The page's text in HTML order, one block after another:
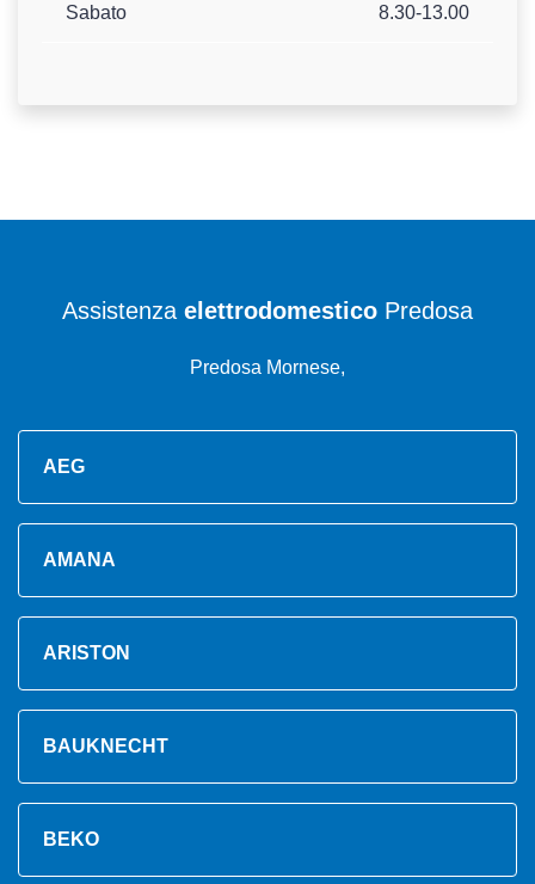
Sabato 8.30-13.00
Assistenza elettrodomestico Predosa
Predosa Mornese,
AEG
AMANA
ARISTON
BAUKNECHT
BEKO